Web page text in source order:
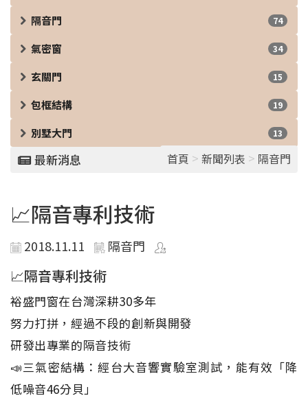
隔音門 74
氣密窗 34
玄關門 15
包框結構 19
別墅大門 13
最新消息 首頁 > 新聞列表 > 隔音門
📈隔音專利技術
2018.11.11 隔音門
📈隔音專利技術
裕盛門窗在台灣深耕30多年
努力打拼，經過不段的創新與開發
研發出專業的隔音技術
📣三氣密結構：經台大音響實驗室測試，能有效「降
低噪音46分貝」